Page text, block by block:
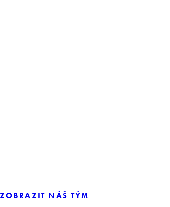
ZOBRAZIT NÁŠ TÝM